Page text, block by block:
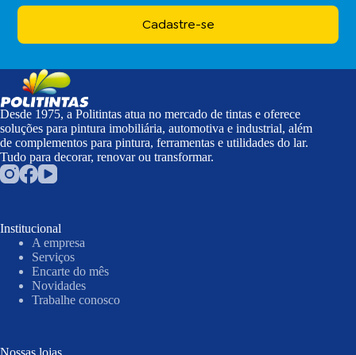
Cadastre-se
Desde 1975, a Politintas atua no mercado de tintas e oferece
soluções para pintura imobiliária, automotiva e industrial, além
de complementos para pintura, ferramentas e utilidades do lar.
Tudo para decorar, renovar ou transformar.
Institucional
A empresa
Serviços
Encarte do mês
Novidades
Trabalhe conosco
Nossas lojas